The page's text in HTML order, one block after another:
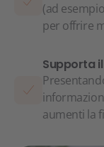
(ad
per offrire
Supporta
aumenti la